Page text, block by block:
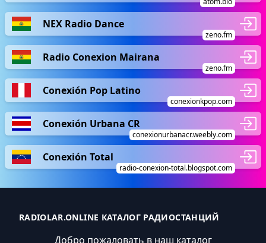
NEX Radio Dance
zeno.fm
Radio Conexion Mairana
zeno.fm
Conexión Pop Latino
conexionkpop.com
Conexión Urbana CR
conexionurbanacr.weebly.com
Conexión Total
radio-conexion-total.blogspot.com
RADIOLAR.ONLINE КАТАЛОГ РАДИОСТАНЦИЙ
Добро пожаловать в наш каталог